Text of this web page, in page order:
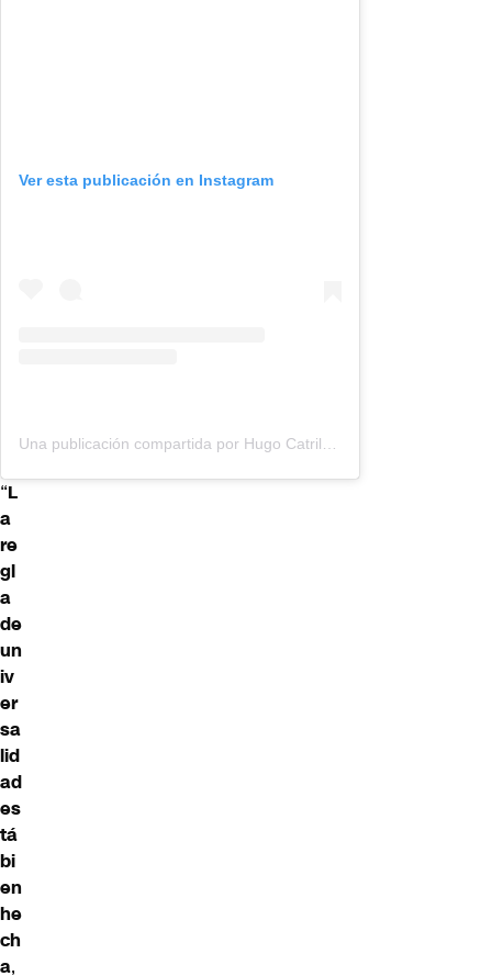
Ver esta publicación en Instagram
Una publicación compartida por Hugo Catrileo Tapia (@hugocatrileotapia)
“L
a
re
gl
a
de
un
iv
er
sa
lid
ad
es
tá
bi
en
he
ch
a,